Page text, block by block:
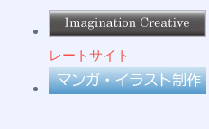
レートサイト